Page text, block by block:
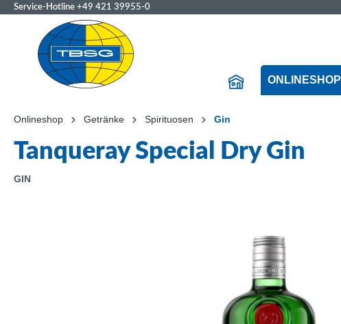
Service-Hotline +49 421 39955-0
ONLINESHOP
Onlineshop Getränke Spirituosen Gin
Tanqueray Special Dry Gin
GIN